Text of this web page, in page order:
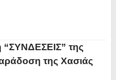
της
της Χασιάς